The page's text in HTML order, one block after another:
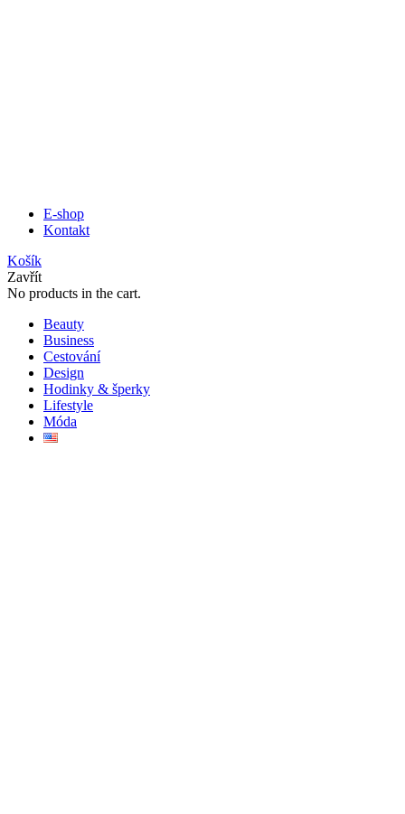
E-shop
Kontakt
Košík
Zavřít
No products in the cart.
Beauty
Business
Cestování
Design
Hodinky & šperky
Lifestyle
Móda